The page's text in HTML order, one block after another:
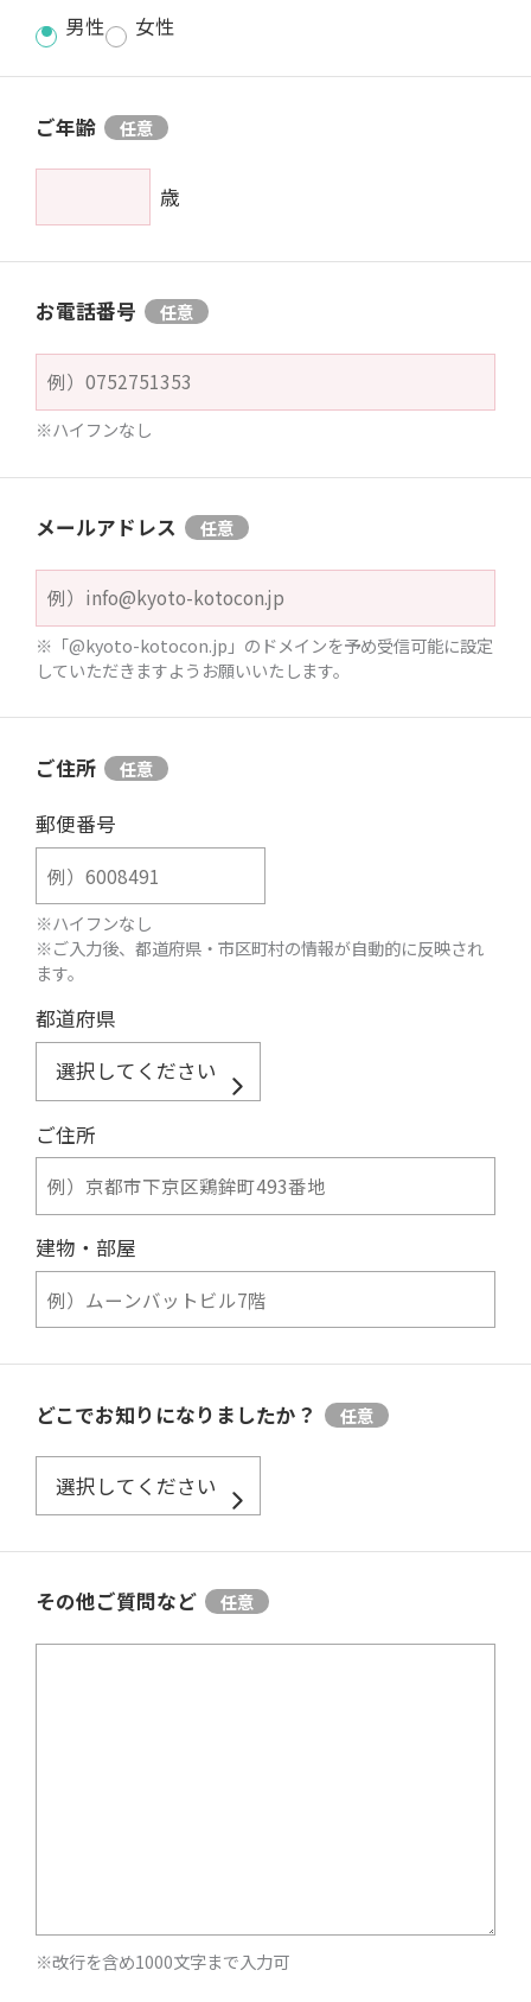
男性 女性
ご年齢
歳
お電話番号
※ハイフンなし
メールアドレス
※「@kyoto-kotocon.jp」のドメインを予め受信可能に設定
していただきますようお願いいたします。
ご住所
郵便番号
※ハイフンなし
※ご入力後、都道府県・市区町村の情報が自動的に反映され
ます。
都道府県
ご住所
建物・部屋
どこでお知りになりましたか？
その他ご質問など
※改行を含め1000文字まで入力可